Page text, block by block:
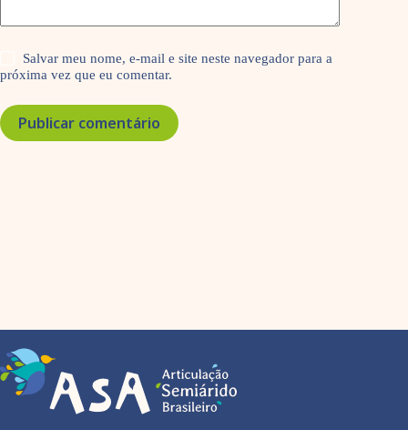
Salvar meu nome, e-mail e site neste navegador para a
próxima vez que eu comentar.
Publicar comentário